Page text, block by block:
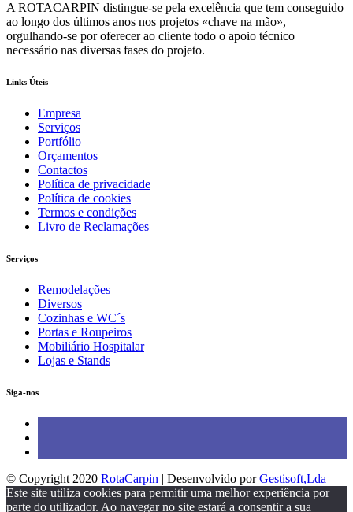
A ROTACARPIN distingue-se pela excelência que tem conseguido
ao longo dos últimos anos nos projetos «chave na mão»,
orgulhando-se por oferecer ao cliente todo o apoio técnico
necessário nas diversas fases do projeto.
Links Úteis
Empresa
Serviços
Portfólio
Orçamentos
Contactos
Política de privacidade
Política de cookies
Termos e condições
Livro de Reclamações
Serviços
Remodelações
Diversos
Cozinhas e WC´s
Portas e Roupeiros
Mobiliário Hospitalar
Lojas e Stands
Siga-nos
© Copyright 2020 RotaCarpin | Desenvolvido porGestisoft,Lda
Este site utiliza cookies para permitir uma melhor experiência por
parte do utilizador. Ao navegar no site estará a consentir a sua